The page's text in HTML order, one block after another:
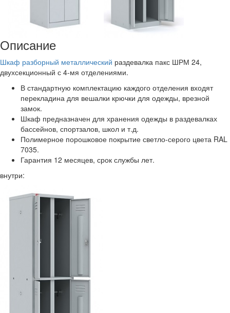
Описание
Шкаф разборный металлический раздевалка пакс ШРМ 24,
двухсекционный с 4-мя отделениями.
В стандартную комплектацию каждого отделения входят
перекладина для вешалки крючки для одежды, врезной
замок.
Шкаф предназначен для хранения одежды в раздевалках
бассейнов, спортзалов, школ и т.д.
Полимерное порошковое покрытие светло-серого цвета RAL
7035.
Гарантия 12 месяцев, срок службы лет.
внутри: